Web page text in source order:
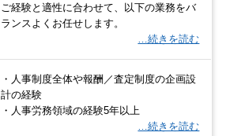
ご経験と適性に合わせて、以下の業務をバ
ランスよくお任せします。
…続きを読む
・人事制度全体や報酬／査定制度の企画設
計の経験
・人事労務領域の経験5年以上
…続きを読む